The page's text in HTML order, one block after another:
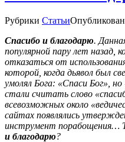
Рубрики Статьи
Спасибо и благодарю.
популярной пару лет назад,
отказаться от
которой, когда дьявол был
умолял Бога: «Спаси Бог»,
стали считать слово
всевозможных около
сайтах появлялись
инструмент порабощения…
и благодарю?